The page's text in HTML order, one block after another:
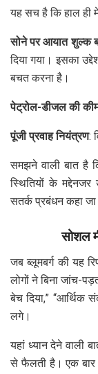
यह सच है कि हाल ही
सोने पर आयात शुल्क
दिया गया। इसका
बचत करना है।
पेट्रोल-डीजल की
पूंजी प्रवाह नियंत्रण:
समझने वाली बात है
स्थितियों के
सतर्क प्रबंधन कहा
सोशल
जब ब्लूमबर्ग की यह
लोगों ने बिना जांच-
बेच दिया,” “आर्थिक
लगे।
यहां ध्यान देने वाली
से फैलती है। एक बार